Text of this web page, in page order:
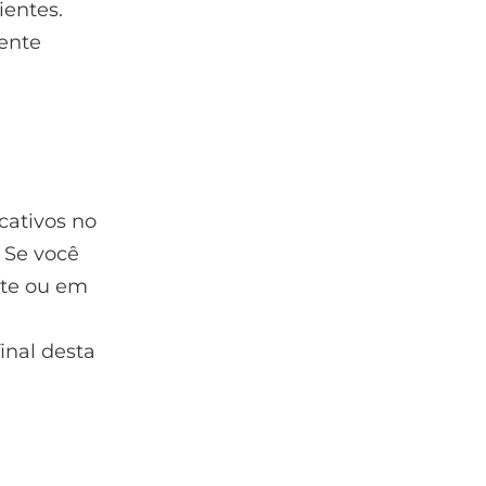
no
você
ou em
desta